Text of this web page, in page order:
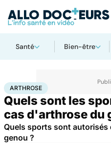
Santé Bien-être
AccueilBien-être Arthrose
ARTHROSE
Quels sont les
cas d'arthrose du
Quels sports sont
genou ?